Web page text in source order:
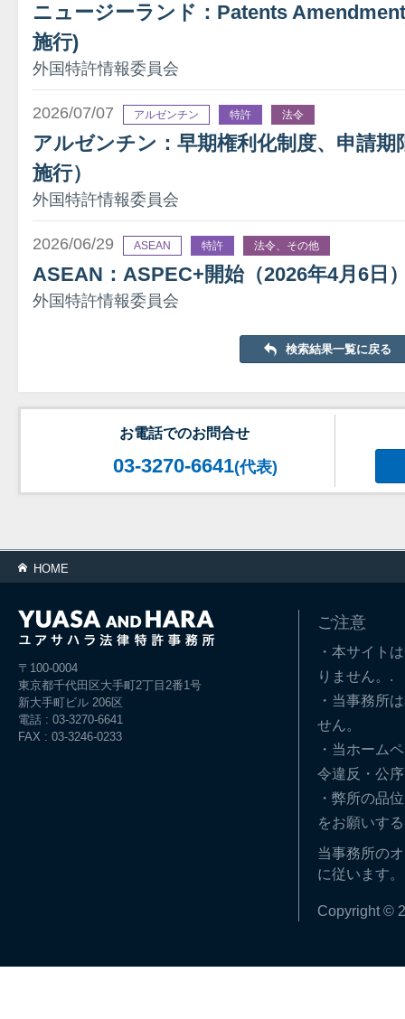
ニュージーランド：Patents
施行)
外国特許情報委員会
2026/07/07 アルゼンチン 特許 法令
アルゼンチン：早期権利化制度、申請期
施行）
外国特許情報委員会
2026/06/29 ASEAN 特許 法令、その他
ASEAN：ASPEC+開始（2026年4月6日
外国特許情報委員会
検索結果一覧に戻る
お電話でのお問合せ
03-3270-6641(代表)
HOME
〒100-0004
東京都千代田区大手町2丁目2番1号
新大手町ビル 206区
電話 : 03-3270-6641
FAX : 03-3246-0233
ご注意
・本サイト
りません。.
・当事務所
せん。
・当ホーム
令違反・公
・弊所の品
をお願いす
当事務所の
に従います。
Copyright ©